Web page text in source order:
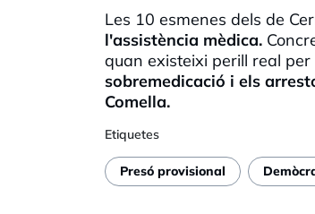
Les 10 esmenes dels de
l'assistència mèdica.
quan existeixi perill real
sobremedicació i els
Comella.
Etiquetes
Presó provisional